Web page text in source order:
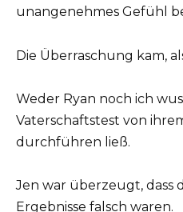
unangenehmes Gefühl
Die Überraschung kam,
Weder Ryan noch ich
Vaterschaftstest von
durchführen ließ.
Jen war überzeugt, dass
Ergebnisse falsch waren.